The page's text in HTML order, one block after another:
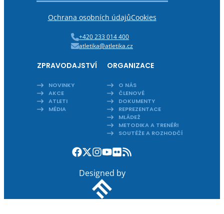
Ochrana osobních údajůCookies
+420 233 014 400
atletika@atletika.cz
ZPRAVODAJSTVÍ
NOVINKY
AKCE
ATLETI
MÉDIA
ORGANIZACE
O NÁS
ČLENOVÉ
DOKUMENTY
REPREZENTACE
MLÁDEŽ
METODIKA A TRENÉŘI
SOUTĚŽE A ROZHODČÍ
Designed by